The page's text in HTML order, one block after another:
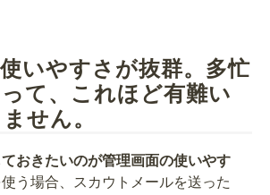
いやすさが抜群。多忙
て、これほど有難い
せん。
おきたいのが管理画面の使いやす
う場合、スカウトメールを送った